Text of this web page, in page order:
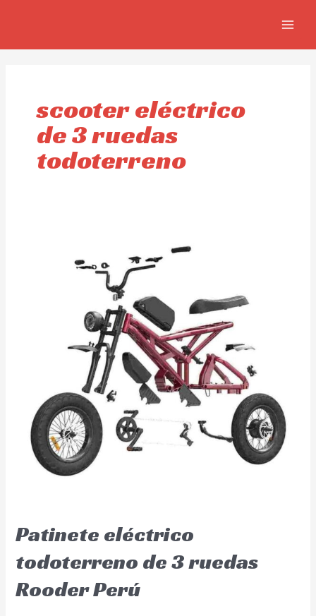
scooter eléctrico
de 3 ruedas
todoterreno
Patinete eléctrico
todoterreno de 3 ruedas
Rooder Perú